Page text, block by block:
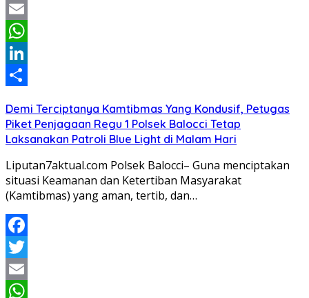
Twitter
Email
WhatsApp
LinkedIn
Demi Terciptanya Kamtibmas Yang Kondusif, Petugas
Piket Penjagaan Regu 1 Polsek Balocci Tetap
Laksanakan Patroli Blue Light di Malam Hari
Liputan7aktual.com Polsek Balocci– Guna menciptakan
situasi Keamanan dan Ketertiban Masyarakat
(Kamtibmas) yang aman, tertib, dan…
Facebook
Twitter
Email